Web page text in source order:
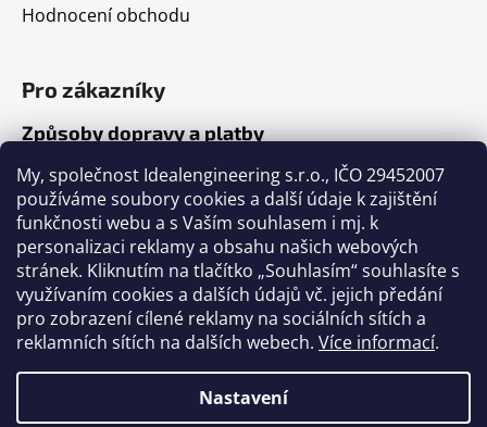
My, společnost Idealengineering s.r.o., IČO 29452007
používáme soubory cookies a další údaje k zajištění
funkčnosti webu a s Vaším souhlasem i mj. k
personalizaci reklamy a obsahu našich webových
stránek. Kliknutím na tlačítko „Souhlasím“ souhlasíte s
využívaním cookies a dalších údajů vč. jejich předání
pro zobrazení cílené reklamy na sociálních sítích a
reklamních sítích na dalších webech. Více informací.
Nastavení
Hodnocení obchodu
Pro zákazníky
Způsoby dopravy a platby
Jak nakupovat
Články
Výběr volejbalového míče
Výběr fotbalového míče
Tabulka velikostí míčů